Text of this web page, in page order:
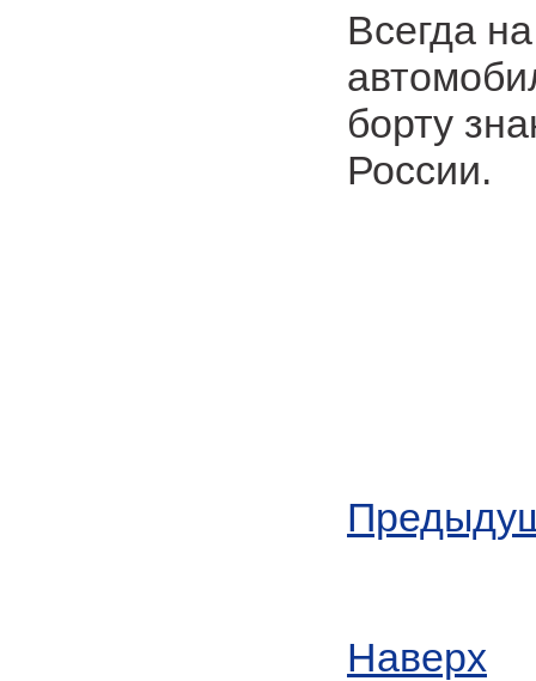
Всегда
борту
России.
Наверх